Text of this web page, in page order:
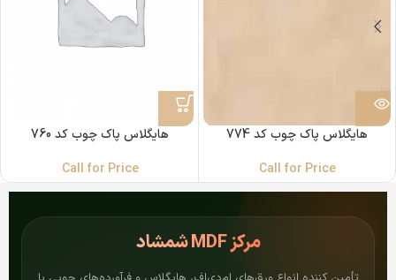
هایگلاس پاک چوب کد 774
Call for Price
هایگلاس پاک چوب کد 760
Call for Price
مرکزMDF شمشاد